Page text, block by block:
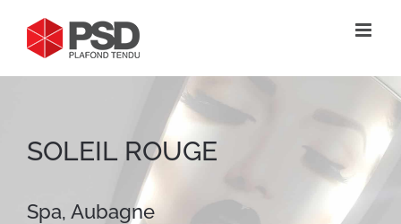
contenu
SOLEIL ROUGE
Spa, Aubagne